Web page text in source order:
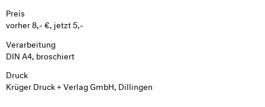
Preis
vorher 8,- €, jetzt 5,-
Verarbeitung
DIN A4, broschiert
Druck
Krüger Druck + Verlag GmbH, Dillingen